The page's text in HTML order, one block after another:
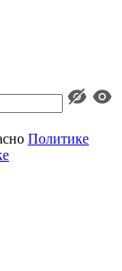
Политике